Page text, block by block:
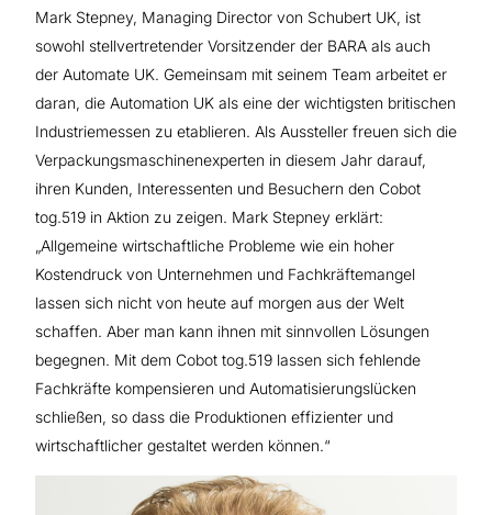
Mark Stepney, Managing Director von Schubert UK, ist
sowohl stellvertretender Vorsitzender der BARA als auch
der Automate UK. Gemeinsam mit seinem Team arbeitet er
daran, die Automation UK als eine der wichtigsten britischen
Industriemessen zu etablieren. Als Aussteller freuen sich die
Verpackungsmaschinenexperten in diesem Jahr darauf,
ihren Kunden, Interessenten und Besuchern den Cobot
tog.519 in Aktion zu zeigen. Mark Stepney erklärt:
„Allgemeine wirtschaftliche Probleme wie ein hoher
Kostendruck von Unternehmen und Fachkräftemangel
lassen sich nicht von heute auf morgen aus der Welt
schaffen. Aber man kann ihnen mit sinnvollen Lösungen
begegnen. Mit dem Cobot tog.519 lassen sich fehlende
Fachkräfte kompensieren und Automatisierungslücken
schließen, so dass die Produktionen effizienter und
wirtschaftlicher gestaltet werden können.“